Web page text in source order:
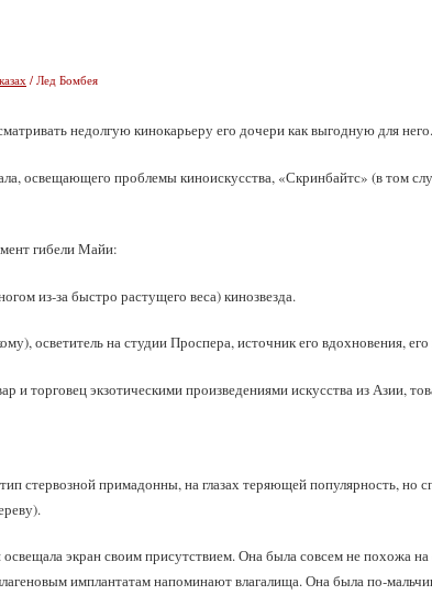
/ Лед Бомбея
недолгую кинокарьеру его дочери как выгодную для него.
освещающего проблемы киноискусства, «Скринбайтс» (в том
гибели Майи:
из‑за быстро растущего веса) кинозвезда.
осветитель на студии Проспера, источник его вдохновения,
и торговец экзотическими произведениями искусства из Азии,
стервозной примадонны, на глазах теряющей популярность, но
экран своим присутствием. Она была совсем не похожа
имплантатам напоминают влагалища. Она была